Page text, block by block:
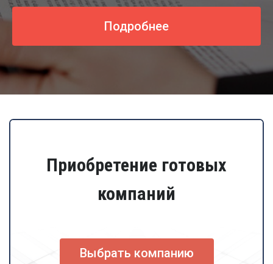
Подробнее
Приобретение готовых
компаний
Выбрать компанию